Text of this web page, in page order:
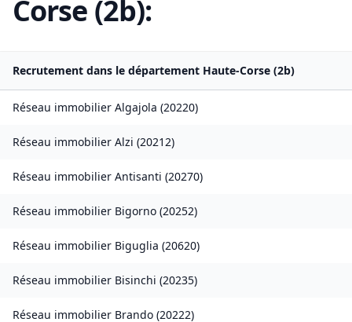
Corse (2b):
Recrutement dans le département Haute-Corse (2b)
Réseau immobilier Algajola (20220)
Réseau immobilier Alzi (20212)
Réseau immobilier Antisanti (20270)
Réseau immobilier Bigorno (20252)
Réseau immobilier Biguglia (20620)
Réseau immobilier Bisinchi (20235)
Réseau immobilier Brando (20222)